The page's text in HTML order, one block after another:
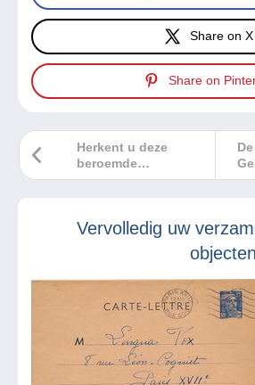
Share on X
Share on
De
Herkent u deze
beroemde
Nobelprijswinnaars?
Vervolledig uw
objecten